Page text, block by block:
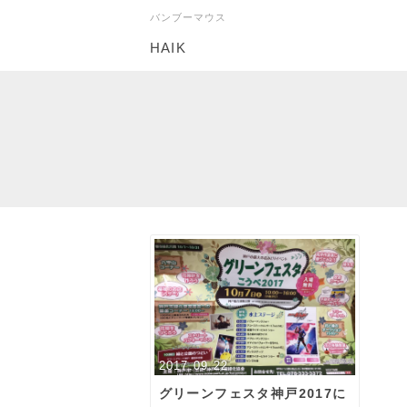
バンブーマウス
HAIK
2017.09.22
グリーンフェスタ神戸2017に